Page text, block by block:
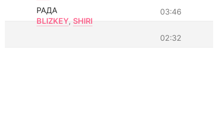
03:46
РАДА
BLIZKEY, SHIRI
02:32